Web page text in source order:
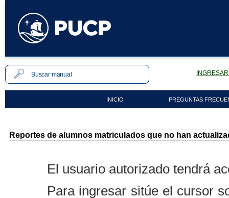
INICIO PREGUNTAS
Reportes de alumnos matriculados que no han
El usuario autorizado tendrá
Para ingresar sitúe el cursor